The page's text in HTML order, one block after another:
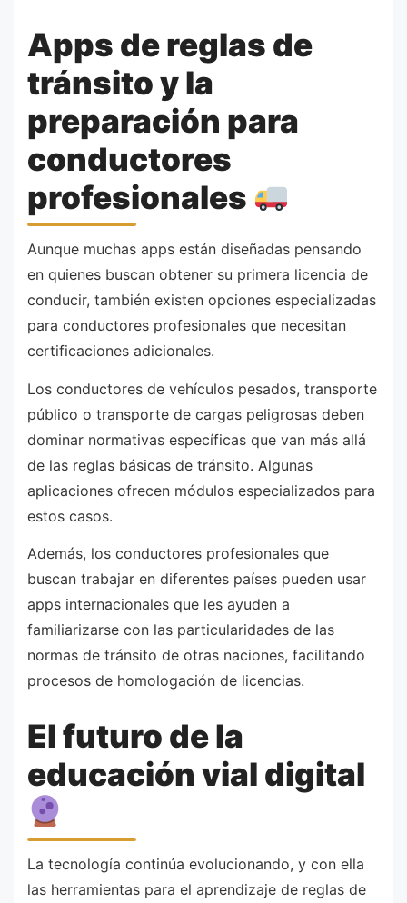
Apps de reglas de
tránsito y la
preparación para
conductores
profesionales
Aunque muchas apps están diseñadas pensando
en quienes buscan obtener su primera licencia de
conducir, también existen opciones especializadas
para conductores profesionales que necesitan
certificaciones adicionales.
Los conductores de vehículos pesados, transporte
público o transporte de cargas peligrosas deben
dominar normativas específicas que van más allá
de las reglas básicas de tránsito. Algunas
aplicaciones ofrecen módulos especializados para
estos casos.
Además, los conductores profesionales que
buscan trabajar en diferentes países pueden usar
apps internacionales que les ayuden a
familiarizarse con las particularidades de las
normas de tránsito de otras naciones, facilitando
procesos de homologación de licencias.
El futuro de la
educación vial digital
La tecnología continúa evolucionando, y con ella
las herramientas para el aprendizaje de reglas de